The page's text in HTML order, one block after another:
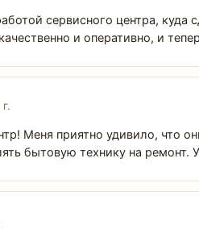
сервисного центра,
и оперативно, и
Меня приятно удивило, что
бытовую технику на